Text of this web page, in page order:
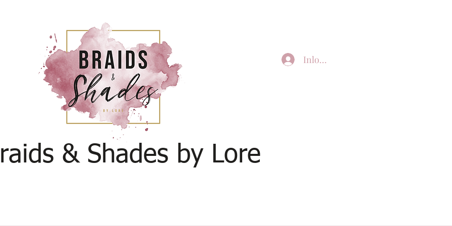
Inloggen
& Shades by Lore